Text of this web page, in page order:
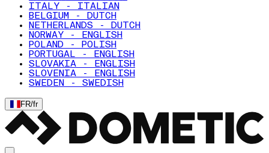
ITALY - ITALIAN
BELGIUM - DUTCH
NETHERLANDS - DUTCH
NORWAY - ENGLISH
POLAND - POLISH
PORTUGAL - ENGLISH
SLOVAKIA - ENGLISH
SLOVENIA - ENGLISH
SWEDEN - SWEDISH
FR/fr